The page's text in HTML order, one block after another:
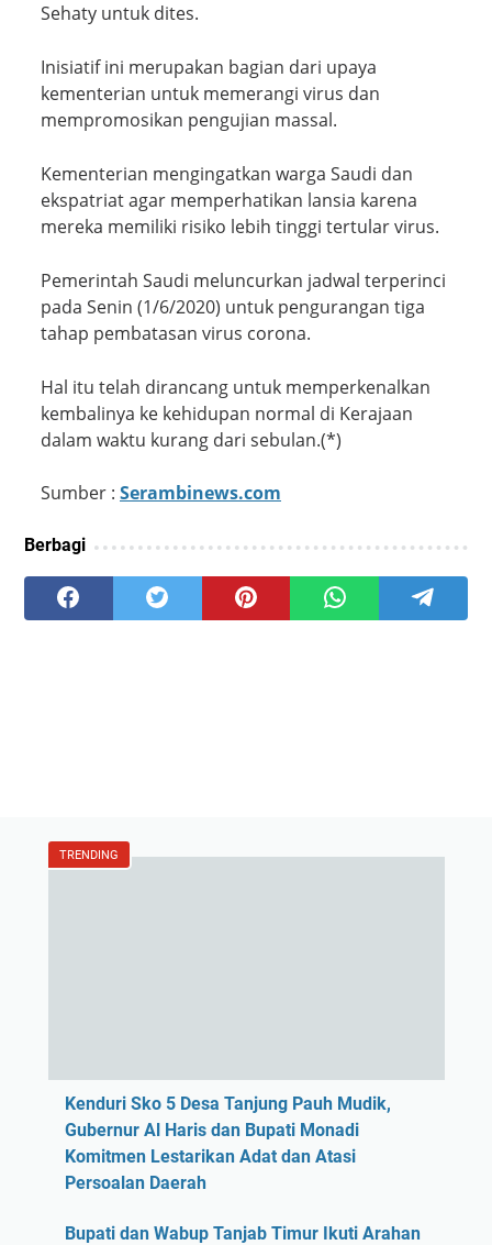
Sehaty untuk dites.
Inisiatif ini merupakan bagian dari upaya
kementerian untuk memerangi virus dan
mempromosikan pengujian massal.
Kementerian mengingatkan warga Saudi dan
ekspatriat agar memperhatikan lansia karena
mereka memiliki risiko lebih tinggi tertular virus.
Pemerintah Saudi meluncurkan jadwal terperinci
pada Senin (1/6/2020) untuk pengurangan tiga
tahap pembatasan virus corona.
Hal itu telah dirancang untuk memperkenalkan
kembalinya ke kehidupan normal di Kerajaan
dalam waktu kurang dari sebulan.(*)
Sumber : Serambinews.com
Berbagi
TRENDING
Kenduri Sko 5 Desa Tanjung Pauh Mudik,
Gubernur Al Haris dan Bupati Monadi
Komitmen Lestarikan Adat dan Atasi
Persoalan Daerah
Bupati dan Wabup Tanjab Timur Ikuti Arahan